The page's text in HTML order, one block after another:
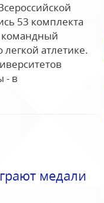
53 комплекта
командный
атлетике.
- в
медали